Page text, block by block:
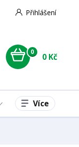
Přihlášení
0 0 Kč
Více